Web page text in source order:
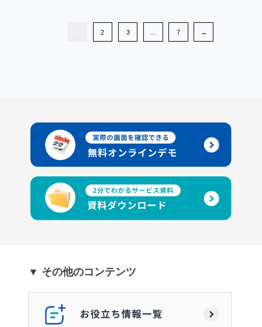
2 3 7 →
▼ その他のコンテンツ